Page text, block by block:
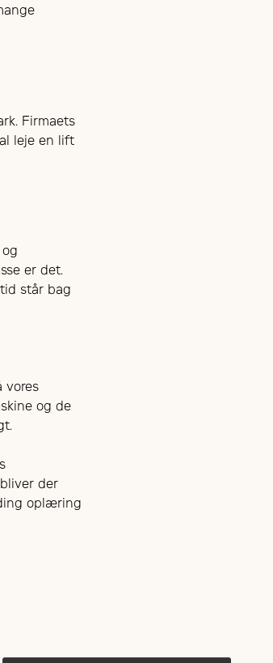
Firmaets
leje en lift
er det.
står bag
vores
og de
der
oplæring